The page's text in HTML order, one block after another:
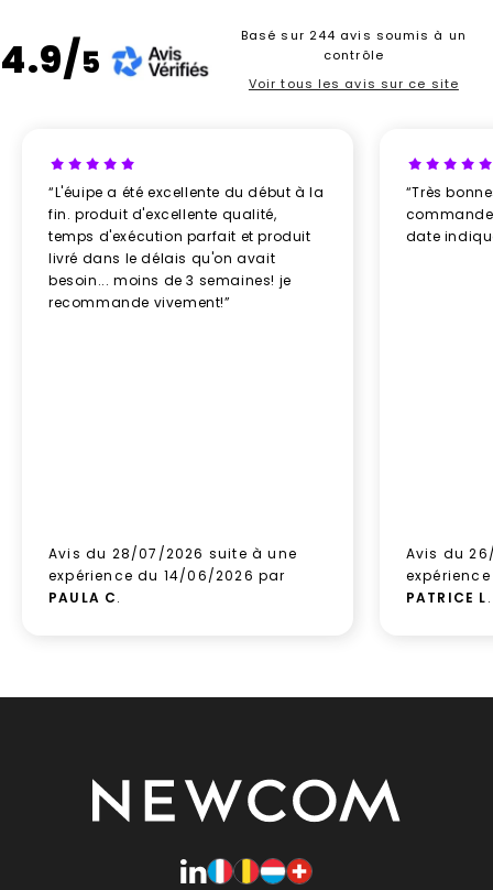
4.9/5
Basé sur 244 avis soumis à un
contrôle
Voir tous les avis sur ce site
“L'éuipe a été excellente du début à la
fin. produit d'excellente qualité,
temps d'exécution parfait et produit
livré dans le délais qu'on avait
besoin... moins de 3 semaines! je
recommande vivement!”
Avis du 28/07/2026 suite à une
expérience du 14/06/2026 par
PAULA C.
“Très
date
Avis du
PATRICE L.